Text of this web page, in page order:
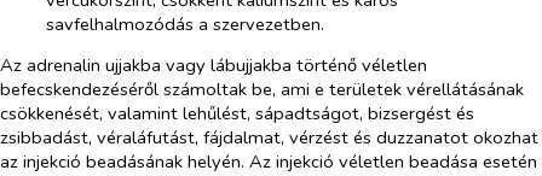
savfelhalmozódás a szervezetben.
Az adrenalin ujjakba vagy lábujjakba történő véletlen
befecskendezéséről számoltak be, ami e területek vérellátásának
csökkenését, valamint lehűlést, sápadtságot, bizsergést és
zsibbadást, véraláfutást, fájdalmat, vérzést és duzzanatot okozhat
az injekció beadásának helyén. Az injekció véletlen beadása esetén